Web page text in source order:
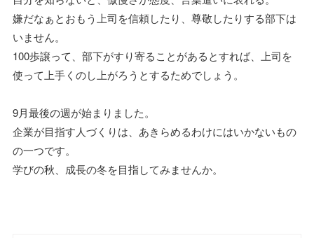
嫌だなぁとおもう上司を信頼したり、尊敬したりする部下は
いません。
100歩譲って、部下がすり寄ることがあるとすれば、上司を
使って上手くのし上がろうとするためでしょう。
9月最後の週が始まりました。
企業が目指す人づくりは、あきらめるわけにはいかないもの
の一つです。
学びの秋、成長の冬を目指してみませんか。